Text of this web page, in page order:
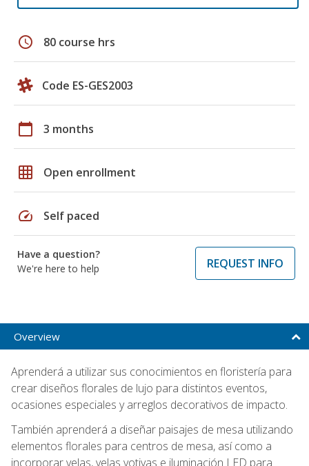
schedule 80 course hrs
Code ES-GES2003
calendar_today 3 months
grid_on Open enrollment
speed Self paced
Have a question?
We're here to help
REQUEST INFO
Overview
Aprenderá a utilizar sus conocimientos en floristería para
crear diseños florales de lujo para distintos eventos,
ocasiones especiales y arreglos decorativos de impacto.
También aprenderá a diseñar paisajes de mesa utilizando
elementos florales para centros de mesa, así como a
incorporar velas, velas votivas e iluminación LED para